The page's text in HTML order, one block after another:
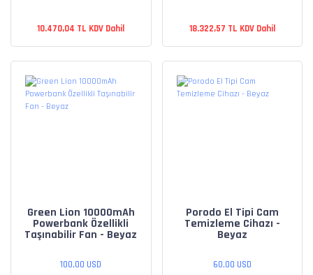
10.470,04 TL KDV Dahil 18.322,57 TL KDV Dahil
Green Lion 10000mAh
Powerbank Özellikli
Taşınabilir Fan - Beyaz
100,00 USD
Porodo El Tipi Cam
Temizleme Cihazı -
Beyaz
60,00 USD